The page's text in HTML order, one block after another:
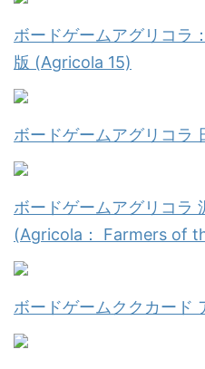
ボードゲームアグリコラ
版 (Agricola 15)
ボードゲームアグリコラ
ボードゲームアグリコラ
(Agricola： Farmers of
ボードゲームククカード